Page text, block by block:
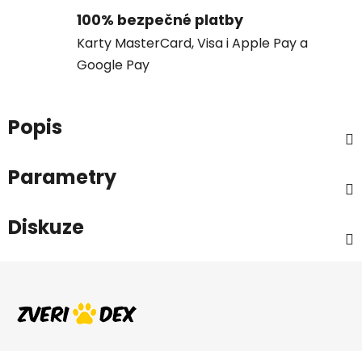
100% bezpečné platby
Karty MasterCard, Visa i Apple Pay a
Google Pay
Popis
Parametry
Diskuze